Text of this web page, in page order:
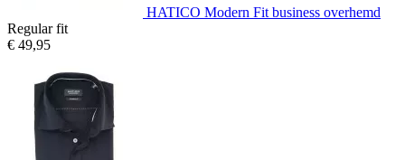
HATICO Modern Fit business overhemd
Regular fit
€ 49,95